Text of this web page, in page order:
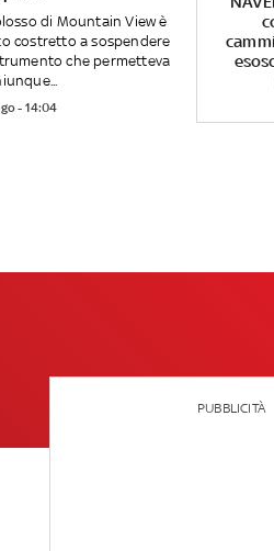
di Mountain View è
costretto a sospendere
che permetteva
- 14:04
PUBBLICITÀ